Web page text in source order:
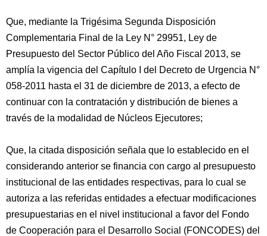
Que, mediante la Trigésima Segunda Disposición
Complementaria Final de la Ley N° 29951, Ley de
Presupuesto del Sector Público del Año Fiscal 2013, se
amplía la vigencia del Capítulo I del Decreto de Urgencia N°
058-2011 hasta el 31 de diciembre de 2013, a efecto de
continuar con la contratación y distribución de bienes a
través de la modalidad de Núcleos Ejecutores;
Que, la citada disposición señala que lo establecido en el
considerando anterior se financia con cargo al presupuesto
institucional de las entidades respectivas, para lo cual se
autoriza a las referidas entidades a efectuar modificaciones
presupuestarias en el nivel institucional a favor del Fondo
de Cooperación para el Desarrollo Social (FONCODES) del